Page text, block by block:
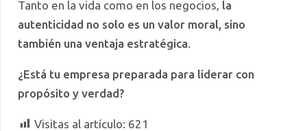
Tanto en la vida como en los negocios, la
autenticidad no solo es un valor moral, sino
también una ventaja estratégica
¿Está tu empresa preparada para liderar con
propósito y verdad?
Visitas al artículo: 621